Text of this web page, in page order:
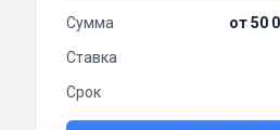
Сумма
от 50
Ставка
Срок